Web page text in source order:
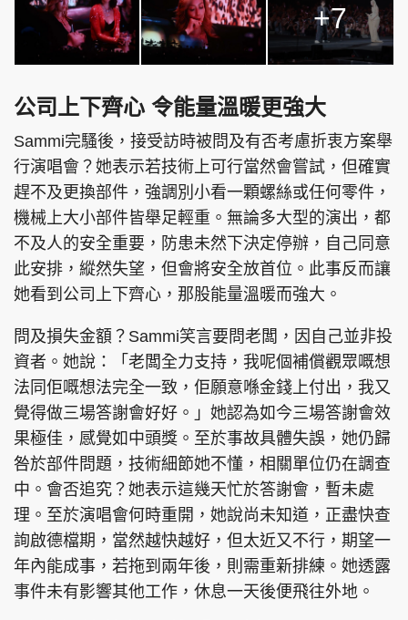
+7
公司上下齊心 令能量溫暖更強大
Sammi完騷後，接受訪時被問及有否考慮折衷方案舉
行演唱會？她表示若技術上可行當然會嘗試，但確實
趕不及更換部件，強調別小看一顆螺絲或任何零件，
機械上大小部件皆舉足輕重。無論多大型的演出，都
不及人的安全重要，防患未然下決定停辦，自己同意
此安排，縱然失望，但會將安全放首位。此事反而讓
她看到公司上下齊心，那股能量溫暖而強大。
問及損失金額？Sammi笑言要問老闆，因自己並非投
資者。她說：「老闆全力支持，我呢個補償觀眾嘅想
法同佢嘅想法完全一致，佢願意喺金錢上付出，我又
覺得做三場答謝會好好。」她認為如今三場答謝會效
果極佳，感覺如中頭獎。至於事故具體失誤，她仍歸
咎於部件問題，技術細節她不懂，相關單位仍在調查
中。會否追究？她表示這幾天忙於答謝會，暫未處
理。至於演唱會何時重開，她說尚未知道，正盡快查
詢啟德檔期，當然越快越好，但太近又不行，期望一
年內能成事，若拖到兩年後，則需重新排練。她透露
事件未有影響其他工作，休息一天後便飛往外地。